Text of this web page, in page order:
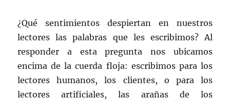
¿Qué sentimientos despiertan en nuestros
lectores las palabras que les escribimos? Al
responder a esta pregunta nos ubicamos
encima de la cuerda floja: escribimos para los
lectores humanos, los clientes, o para los
lectores artificiales, las arañas de los